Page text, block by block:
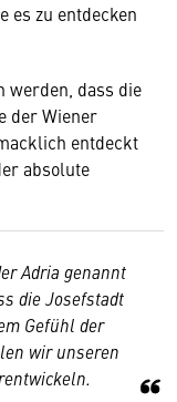
es zu entdecken
werden, dass die
der Wiener
entdeckt
absolute
Adria genannt
die Josefstadt
Gefühl der
wir unseren